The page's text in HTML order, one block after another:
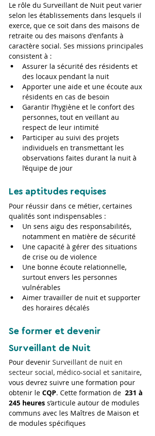
Le rôle du Surveillant de Nuit peut varier
selon les établissements dans lesquels il
exerce, que ce soit dans des maisons de
retraite ou des maisons d'enfants à
caractère social. Ses missions principales
consistent à :
Assurer la sécurité des résidents et
des locaux pendant la nuit
Apporter une aide et une écoute aux
résidents en cas de besoin
Garantir l’hygiène et le confort des
personnes, tout en veillant au
respect de leur intimité
Participer au suivi des projets
individuels en transmettant les
observations faites durant la nuit à
l’équipe de jour
Les aptitudes requises
Pour réussir dans ce métier, certaines
qualités sont indispensables :
Un sens aigu des responsabilités,
notamment en matière de sécurité
Une capacité à gérer des situations
de crise ou de violence
Une bonne écoute relationnelle,
surtout envers les personnes
vulnérables
Aimer travailler de nuit et supporter
des horaires décalés
Se former et devenir
Surveillant de Nuit
Pour devenir Surveillant de nuit en
secteur social, médico-social et sanitaire,
vous devrez suivre une formation pour
obtenir le CQP. Cette formation de 231 à
245 heures s’articule autour de modules
communs avec les Maîtres de Maison et
de modules spécifiques